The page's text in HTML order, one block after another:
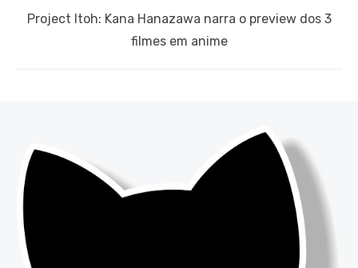
Next
Project Itoh: Kana Hanazawa narra o preview dos 3
filmes em anime